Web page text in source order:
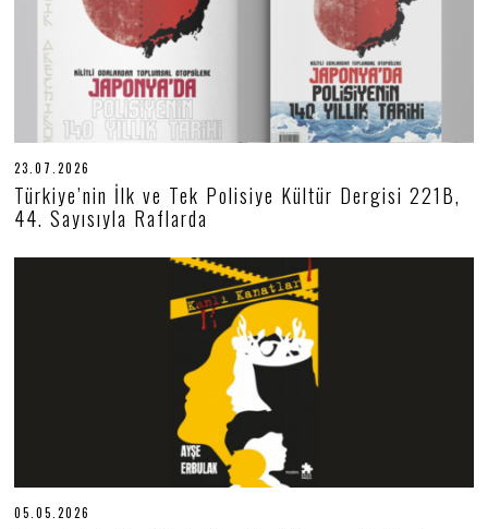
23.07.2026
3
.
0
Türkiye’nin İlk ve Tek Polisiye Kültür Dergisi 221B,
44. Sayısıyla Raflarda
05.05.2026